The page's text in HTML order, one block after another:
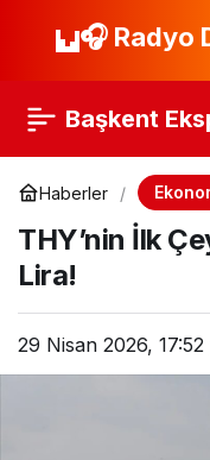
🎧 Radyo
Başkent
Haberler
THY’nin İlk
Lira!
29 Nisan 2026, 17:52
İstanbul Sıfır Atık
Merkezi Olacak!